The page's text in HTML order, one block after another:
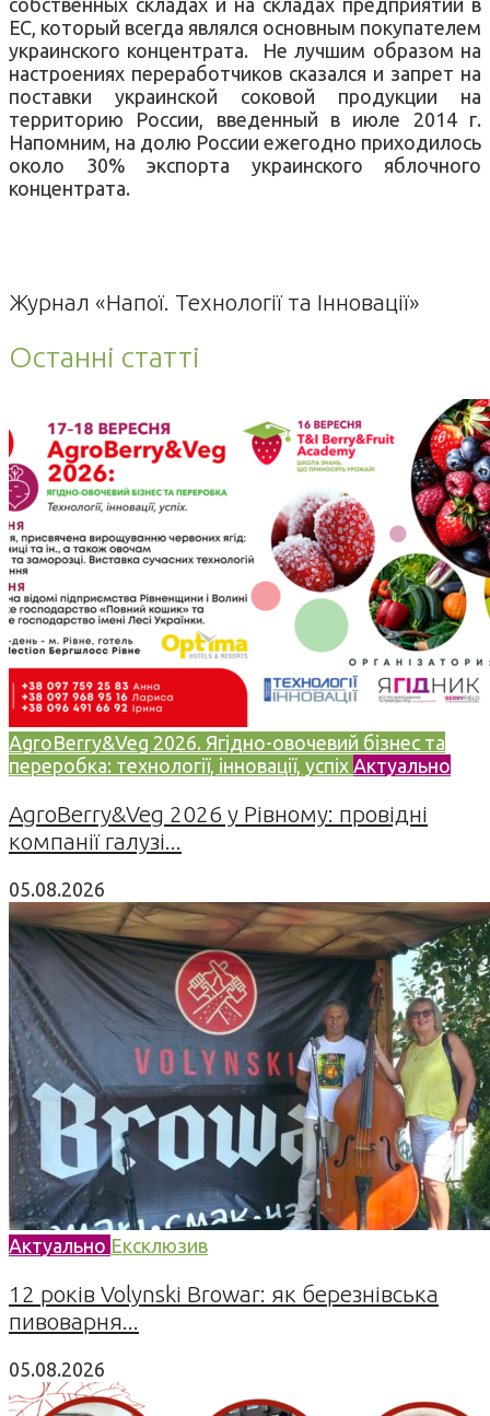
ЕС, который всегда являлся основным покупателем
украинского концентрата. Не лучшим образом на
настроениях переработчиков сказался и запрет на
поставки украинской соковой продукции на
территорию России, введенный в июле 2014 г.
Напомним, на долю России ежегодно приходилось
около 30% экспорта украинского яблочного
концентрата.
Журнал «Напої. Технології та Інновації»
Останні статті
AgroBerry&Veg 2026. Ягідно-овочевий бізнес та
переробка: технології, інновації, успіх Актуально
AgroBerry&Veg 2026 у Рівному: провідні
компанії галузі...
05.08.2026
Актуально Ексклюзив
12 років Volynski Browar: як березнівська
пивоварня...
05.08.2026